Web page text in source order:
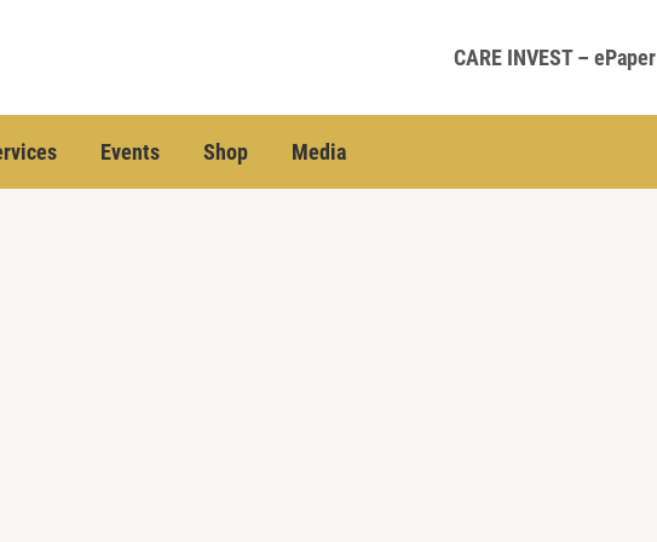
CARE INVEST – ePaper
Events Shop Media